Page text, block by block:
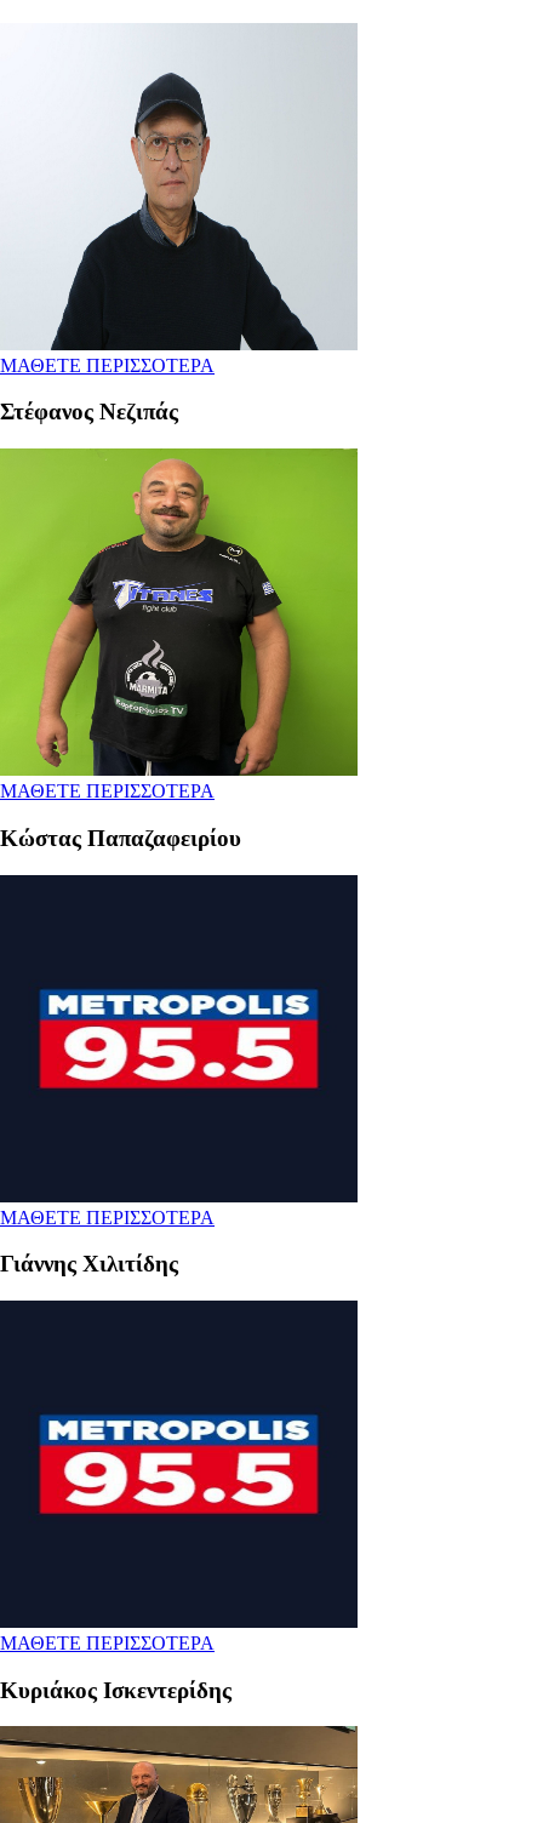
ΜΑΘΕΤΕ ΠΕΡΙΣΣΟΤΕΡΑ
Στέφανος Νεζιπάς
ΜΑΘΕΤΕ ΠΕΡΙΣΣΟΤΕΡΑ
Κώστας Παπαζαφειρίου
ΜΑΘΕΤΕ ΠΕΡΙΣΣΟΤΕΡΑ
Γιάννης Χιλιτίδης
ΜΑΘΕΤΕ ΠΕΡΙΣΣΟΤΕΡΑ
Κυριάκος Ισκεντερίδης